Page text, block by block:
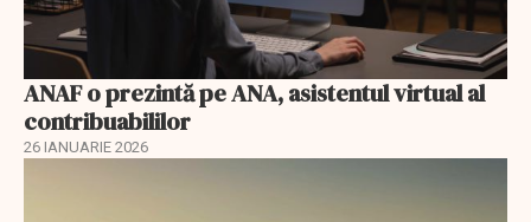
ANAF o prezintă pe ANA, asistentul virtual al
contribuabililor
26 IANUARIE 2026